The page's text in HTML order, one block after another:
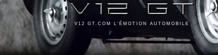
V12 GT.COM L'ÉMOTION AUTOMOBILE